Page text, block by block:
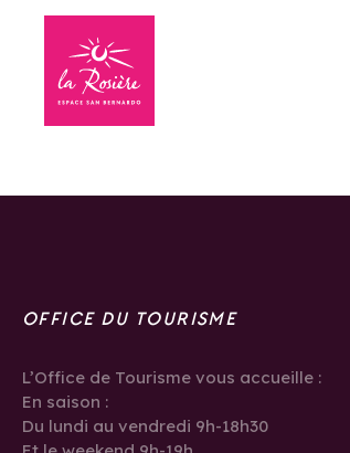
OFFICE DU TOURISME
L’Office de Tourisme vous accueille :
En saison :
Du lundi au vendredi 9h-18h30